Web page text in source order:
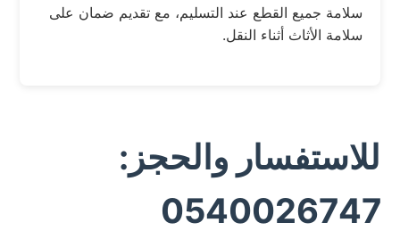
سلامة جميع القطع عند التسليم، مع تقديم ضمان على
سلامة الأثاث أثناء النقل.
للاستفسار والحجز:
0540026747